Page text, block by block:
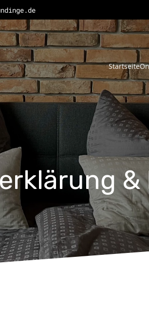
Startseite
&